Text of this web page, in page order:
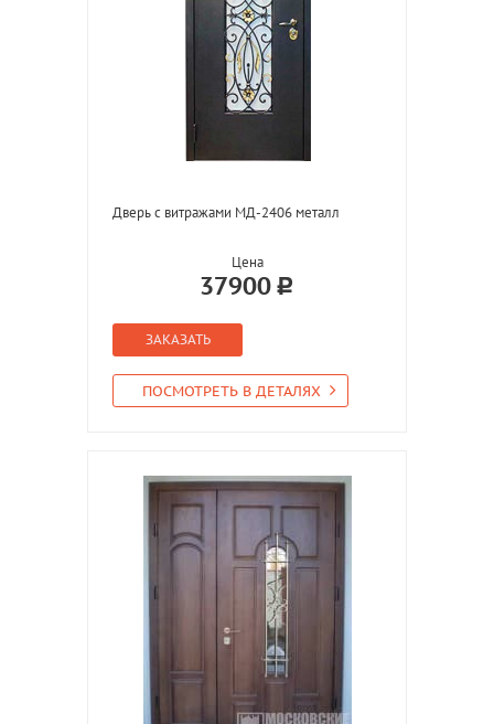
Дверь с витражами МД-2406 металл
Цена
37900
ЗАКАЗАТЬ
ПОСМОТРЕТЬ В ДЕТАЛЯХ